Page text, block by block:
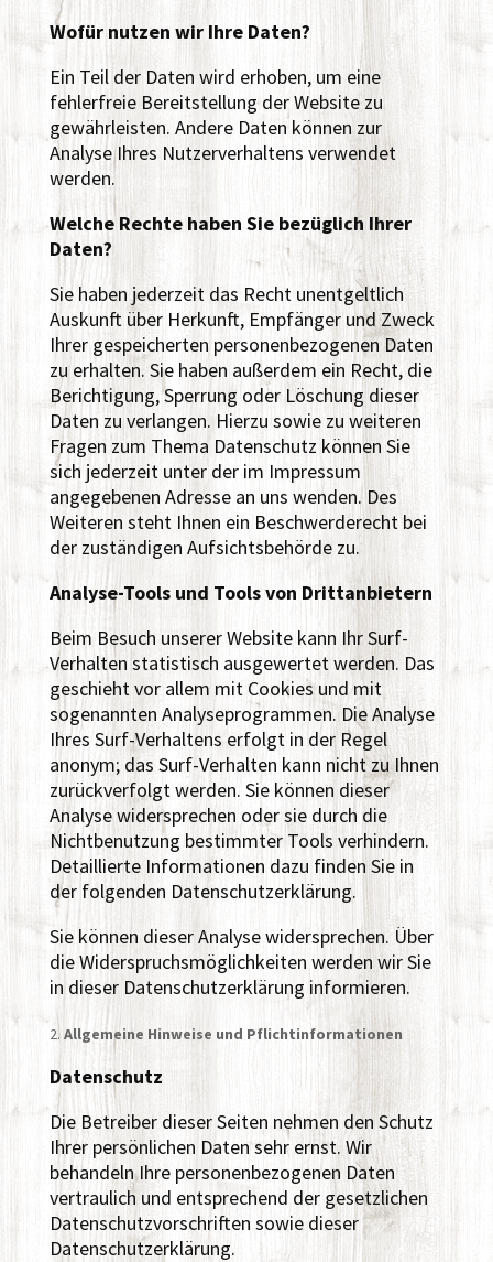
Wofür nutzen wir Ihre Daten?
Ein Teil der Daten wird erhoben, um eine
fehlerfreie Bereitstellung der Website zu
gewährleisten. Andere Daten können zur
Analyse Ihres Nutzerverhaltens verwendet
werden.
Welche Rechte haben Sie bezüglich Ihrer
Daten?
Sie haben jederzeit das Recht unentgeltlich
Auskunft über Herkunft, Empfänger und Zweck
Ihrer gespeicherten personenbezogenen Daten
zu erhalten. Sie haben außerdem ein Recht, die
Berichtigung, Sperrung oder Löschung dieser
Daten zu verlangen. Hierzu sowie zu weiteren
Fragen zum Thema Datenschutz können Sie
sich jederzeit unter der im Impressum
angegebenen Adresse an uns wenden. Des
Weiteren steht Ihnen ein Beschwerderecht bei
der zuständigen Aufsichtsbehörde zu.
Analyse-Tools und Tools von Drittanbietern
Beim Besuch unserer Website kann Ihr Surf-
Verhalten statistisch ausgewertet werden. Das
geschieht vor allem mit Cookies und mit
sogenannten Analyseprogrammen. Die Analyse
Ihres Surf-Verhaltens erfolgt in der Regel
anonym; das Surf-Verhalten kann nicht zu Ihnen
zurückverfolgt werden. Sie können dieser
Analyse widersprechen oder sie durch die
Nichtbenutzung bestimmter Tools verhindern.
Detaillierte Informationen dazu finden Sie in
der folgenden Datenschutzerklärung.
Sie können dieser Analyse widersprechen. Über
die Widerspruchsmöglichkeiten werden wir Sie
in dieser Datenschutzerklärung informieren.
Allgemeine Hinweise und Pflichtinformationen
Datenschutz
Die Betreiber dieser Seiten nehmen den Schutz
Ihrer persönlichen Daten sehr ernst. Wir
behandeln Ihre personenbezogenen Daten
vertraulich und entsprechend der gesetzlichen
Datenschutzvorschriften sowie dieser
Datenschutzerklärung.